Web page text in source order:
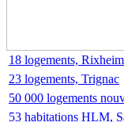
18 logements,
23 logements, Trignac
50 000 logements
53 habitations HLM,